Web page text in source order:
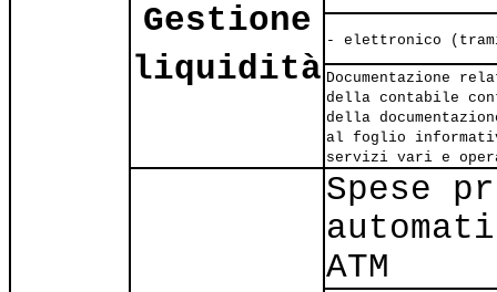
Gestione
liquidità
- elettronico
Documentazione
della contabile
della
al foglio
servizi vari e
Spese
ATM